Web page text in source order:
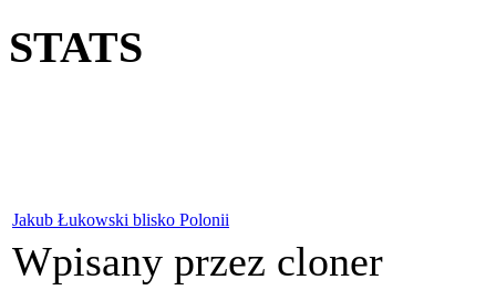
STATS
Jakub Łukowski blisko Polonii
Wpisany przez cloner